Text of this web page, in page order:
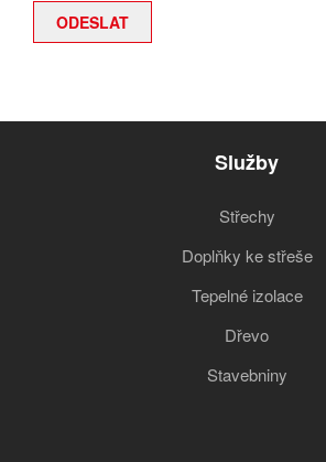
Služby
Střechy
Doplňky ke střeše
Tepelné izolace
Dřevo
Stavebniny